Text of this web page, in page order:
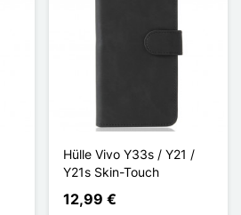
Hülle Vivo Y33s / Y21 /
Y21s Skin-Touch
12,99 €